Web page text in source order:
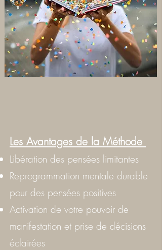
Les Avantages de la Méthode
Libération des pensées limitantes
Reprogrammation mentale durable
pour des pensées positives
Activation de votre pouvoir de
manifestation et prise de décisions
éclairées